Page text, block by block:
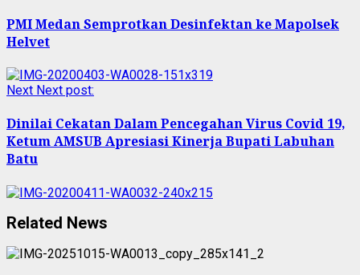
PMI Medan Semprotkan Desinfektan ke Mapolsek
Helvet
Next Next post:
Dinilai Cekatan Dalam Pencegahan Virus Covid 19,
Ketum AMSUB Apresiasi Kinerja Bupati Labuhan
Batu
Related News